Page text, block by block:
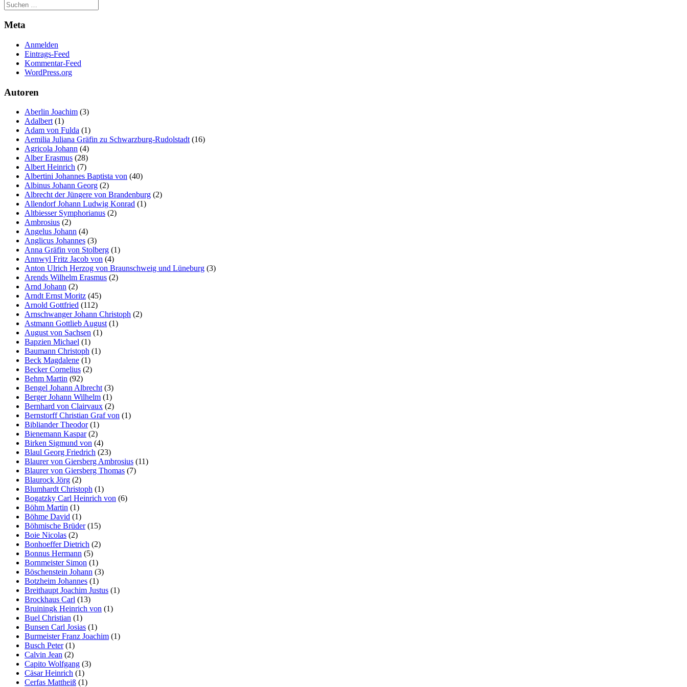
Meta
Anmelden
Eintrags-Feed
Kommentar-Feed
WordPress.org
Autoren
Aberlin Joachim (3)
Adalbert(1)
Adam von Fulda (1)
Aemilia Juliana Gräfin zu Schwarzburg-Rudolstadt(16)
Agricola Johann (4)
Alber Erasmus (28)
Albert Heinrich (7)
Albertini Johannes Baptista von (40)
Albinus Johann Georg (2)
Albrecht der Jüngere von Brandenburg (2)
Allendorf Johann Ludwig Konrad (1)
Altbiesser Symphorianus (2)
Ambrosius (2)
Angelus Johann (4)
Anglicus Johannes (3)
Anna Gräfin von Stolberg (1)
Annwyl Fritz Jacob von (4)
Anton Ulrich Herzog von Braunschweig und Lüneburg (3)
Arends Wilhelm Erasmus (2)
Arnd Johann (2)
Arndt Ernst Moritz (45)
Arnold Gottfried (112)
Arnschwanger Johann Christoph (2)
Astmann Gottlieb August(1)
August von Sachsen (1)
Bapzien Michael (1)
Baumann Christoph (1)
Beck Magdalene (1)
Becker Cornelius (2)
Behm Martin (92)
Bengel Johann Albrecht(3)
Berger Johann Wilhelm (1)
Bernhard von Clairvaux (2)
Bernstorff Christian Graf von (1)
Bibliander Theodor(1)
Bienemann Kaspar(2)
Birken Sigmund von (4)
Blaul Georg Friedrich (23)
Blaurer von Giersberg Ambrosius (11)
Blaurer von Giersberg Thomas (7)
Blaurock Jörg (2)
Blumhardt Christoph (1)
Bogatzky Carl Heinrich von (6)
Böhm Martin (1)
Böhme David (1)
Böhmische Brüder(15)
Boie Nicolas (2)
Bonhoeffer Dietrich (2)
Bonnus Hermann (5)
Bornmeister Simon (1)
Böschenstein Johann (3)
Botzheim Johannes (1)
Breithaupt Joachim Justus (1)
Brockhaus Carl (13)
Bruiningk Heinrich von (1)
Buel Christian (1)
Bunsen Carl Josias (1)
Burmeister Franz Joachim (1)
Busch Peter(1)
Calvin Jean (2)
Capito Wolfgang (3)
Cäsar Heinrich (1)
Cerfas Mattheiß (1)